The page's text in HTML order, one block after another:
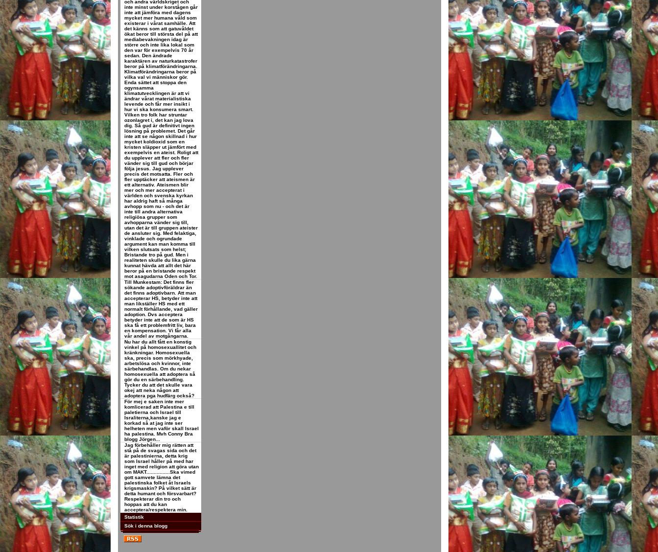
och andra världskriget och
inte minst under korstågen går
inte att jämföra med dagens
mycket mer humana våld som
existerar i vårat samhälle. Att
det känns som att gatuvåldet
ökat beror till största del på att
mediabevakningen idag är
större och inte lika lokal som
den var för exempelvis 70 år
sedan. Den ändrade
karaktären av naturkatastrofer
beror på klimatförändringarna.
Klimatförändringarna beror på
vilka val vi människor gör.
Enda sättet att stoppa den
ogynsamma
klimatutvecklingen är att vi
ändrar vårat materialistiska
levende och får mer insikt i
hur vi ska konsumera smart.
Vilken tro folk har struntar
ozonlagret i, det kan jag lova
dig. Så gud är definitivt ingen
lösning på problemet. Det går
inte att se någon skillnad i hur
mycket koldioxid som en
kristen släpper ut jämfört med
exempelvis en ateist. Roligt att
du upplever att fler och fler
vänder sig till gud och börjar
följa jesus. Jag upplever
precis det motsatta. Fler och
fler upptäcker att ateismen är
ett alternativ. Ateismen blir
mer och mer accepterat i
världen och svenska kyrkan
har aldrig haft så många
avhopp som nu - och det är
inte till andra alternativa
religiösa grupper som
avhopparna vänder sig till,
utan det är till gruppen ateister
de ansluter sig. Med felaktiga,
vinklade och ogrundade
argument kan man komma till
vilken slutsats som helst;
Bristande tro på gud. Men i
realiteten skulle du lika gärna
kunnat hävda att allt det här
beror på en bristande respekt
mot asagudarna Oden och Tor.
Till Munkestam: Det finns fler
sökande adoptivföräldrar än
det finns adoptivbarn. Att man
accepterar HS, betyder inte att
man likställer HS med ett
normalt förhållande, vad gäller
adoption. Dvs acceptera
betyder inte att de som är HS
ska få ett problemfritt liv, bara
en kompensation. Vi får alla
vår andel av motgångarna.
Nu har du allt fått en konstig
vinkel på homosexuallitet och
kränkningar. Homosexuella
ska, precis som mörkhyade,
arbetslösa och kvinnor, inte
särbehandlas. Om du nekar
homosexuella att adoptera så
gör du en särbehandling.
Tycker du att det skulle vara
okej att neka någon att
adoptera pga hudfärg också?
För mej e saken inte mer
komlicerad att Palestina e till
paletierna och Israel till
Israliterna,kanske jag e
korkad så at jag inte ser
helheten men vaför skall Israel
ha palestina. Mvh Conny Bra
blogg Jörgen...
Jag förbehåller mig rätten att
stå på de svagas sida och det
är palestinierna, detta krig
som Israel håller på med har
inget med religion att göra utan
om MAKT................Ska vimed
gott samvete lämna det
palestinska folket åt Israels
krigsmaskin? På vilket sätt är
detta humant och försvarbart?
Respekterar din tro och
hoppas att du kan
acceptera/respektera min.
Statistik
Sök i denna blogg